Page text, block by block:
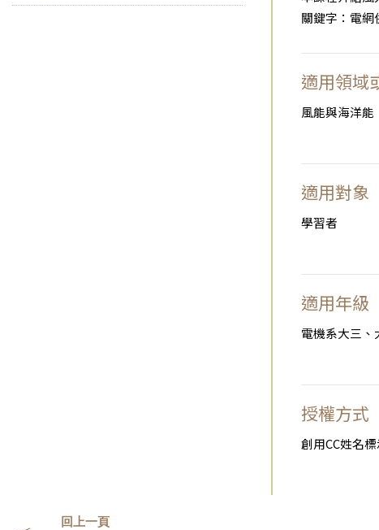
關鍵字：電網
適用領域
風能與海洋能
適用對象
學習者
適用年級
電機系大三、
授權方式
創用CC姓名
回上一頁